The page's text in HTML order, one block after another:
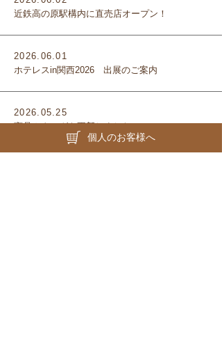
近鉄高の原駅構内に直売店オープン！
2026.06.01
ホテレスin関西2026 出展のご案内
2026.05.25
商品カタログを更新しました！
個人のお客様へ